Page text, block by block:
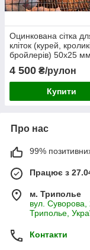
Оцинкована сітка
кліток (курей,
бройлерів) 50х25 мм
4 500 ₴/рулон
Купити
Про нас
99%
Працює з
м. Триполье
вул. Суворова,
Триполье,
Контакти